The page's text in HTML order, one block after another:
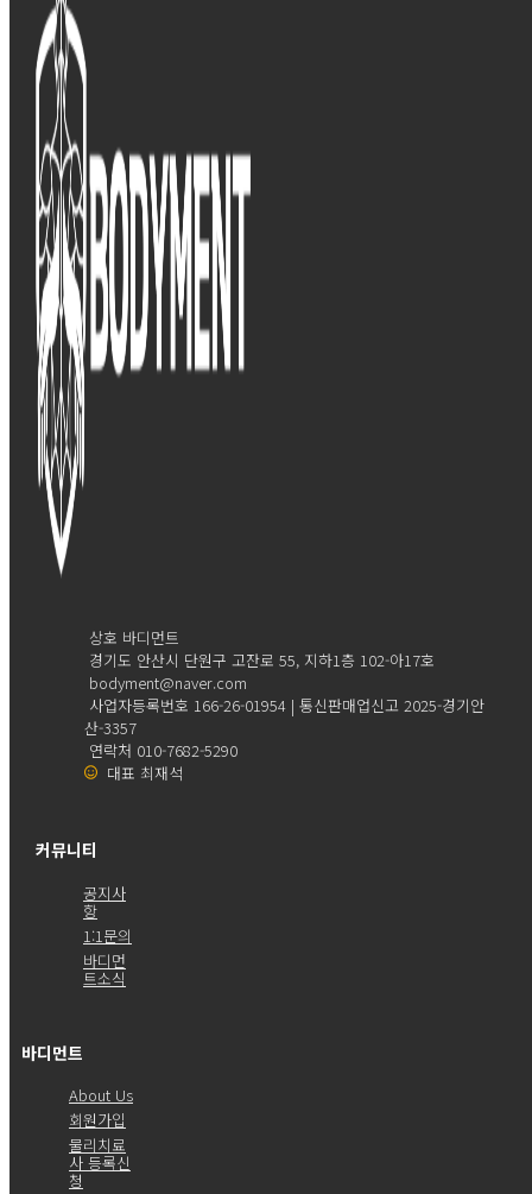
상호 바디먼트
경기도 안산시 단원구 고잔로 55, 지하1층 102-아17호
bodyment@naver.com
사업자등록번호 166-26-01954 | 통신판매업신고 2025-경기안
산-3357
연락처 010-7682-5290
대표 최재석
커뮤니티
공지사
항
1:1문의
바디먼
트소식
바디먼트
About Us
회원가입
물리치료
사 등록신
청